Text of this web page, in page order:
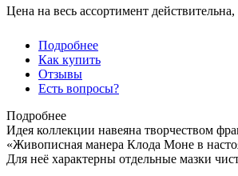
Цена на весь ассортимент
Подробнее
Как купить
Отзывы
Есть вопросы?
Подробнее
Идея коллекции навеяна творчеством
«Живописная манера Клода Моне в
Для неё характерны отдельные мазки